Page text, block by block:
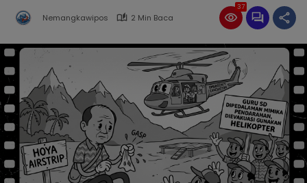
Nemangkawipos 2 Min Baca
37